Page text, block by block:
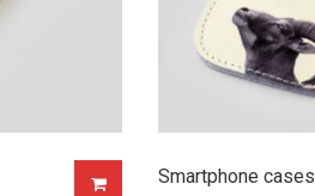
Smartphone cases